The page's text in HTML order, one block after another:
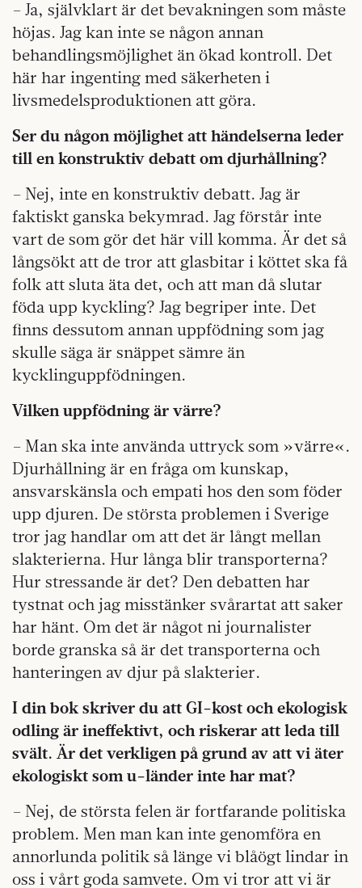
– Ja, självklart är det bevakningen som måste
höjas. Jag kan inte se någon annan
behandlingsmöjlighet än ökad kontroll. Det
här har ingenting med säkerheten i
livsmedelsproduktionen att göra.
Ser du någon möjlighet att händelserna leder
till en konstruktiv debatt om djurhållning?
– Nej, inte en konstruktiv debatt. Jag är
faktiskt ganska bekymrad. Jag förstår inte
vart de som gör det här vill komma. Är det så
långsökt att de tror att glasbitar i köttet ska få
folk att sluta äta det, och att man då slutar
föda upp kyckling? Jag begriper inte. Det
finns dessutom annan uppfödning som jag
skulle säga är snäppet sämre än
kycklinguppfödningen.
Vilken uppfödning är värre?
– Man ska inte använda uttryck som »värre«.
Djurhållning är en fråga om kunskap,
ansvarskänsla och empati hos den som föder
upp djuren. De största problemen i Sverige
tror jag handlar om att det är långt mellan
slakterierna. Hur långa blir transporterna?
Hur stressande är det? Den debatten har
tystnat och jag misstänker svårartat att saker
har hänt. Om det är något ni journalister
borde granska så är det transporterna och
hanteringen av djur på slakterier.
I din bok skriver du att GI-kost och ekologisk
odling är ineffektivt, och riskerar att leda till
svält. Är det verkligen på grund av att vi äter
ekologiskt som u-länder inte har mat?
– Nej, de största felen är fortfarande politiska
problem. Men man kan inte genomföra en
annorlunda politik så länge vi blåögt lindar in
oss i vårt goda samvete. Om vi tror att vi är